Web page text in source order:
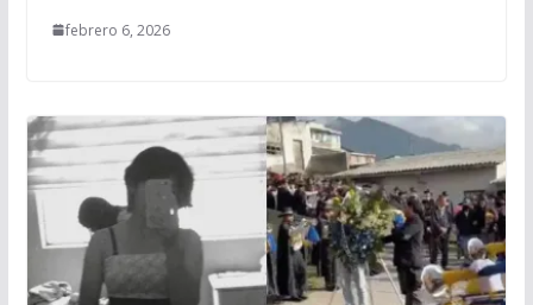
febrero 6, 2026